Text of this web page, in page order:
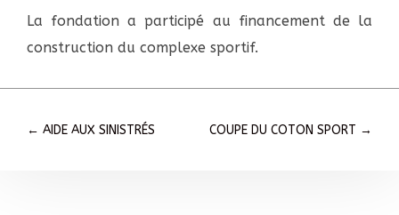
La fondation a participé au financement de la
construction du complexe sportif.
← AIDE AUX SINISTRÉS COUPE DU COTON SPORT →